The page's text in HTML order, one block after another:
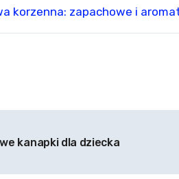
korzenna: zapachowe i
kanapki dla dziecka